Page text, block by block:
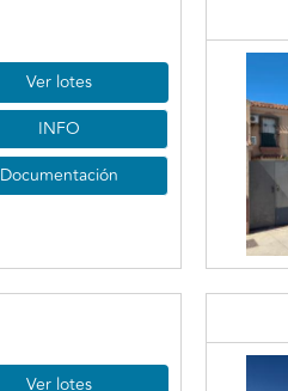
Ver lotes
INFO
Documentación
Ver lotes